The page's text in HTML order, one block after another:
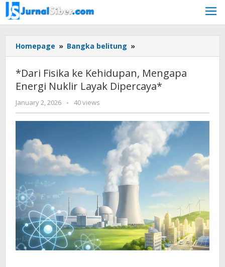
Skip
to
content
Homepage » Bangka belitung »
Fisika
Kehidupan,
Mengapa
Layak
Dipercaya*
*Dari Fisika ke Kehidupan, Mengapa
Energi Nuklir Layak Dipercaya*
January 2, 2026
by
yopi
herwindo
- 40 views